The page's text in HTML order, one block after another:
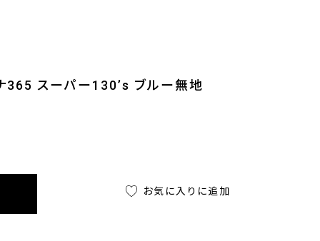
365 スーパー130’s ブルー無地
お気に入りに追加